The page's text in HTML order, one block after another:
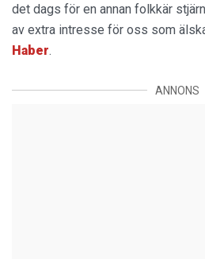
det dags för en annan folkkär
av extra intresse för oss som
Haber.
ANNONS